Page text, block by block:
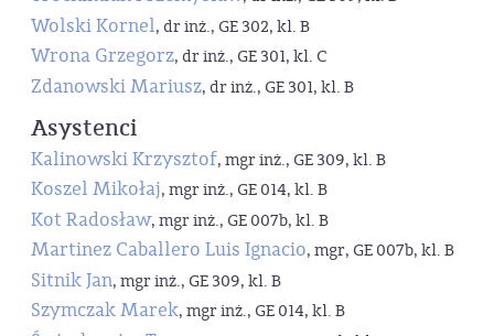
Wolski Kornel, dr inż., GE 302, kl. B
Wrona Grzegorz, dr inż., GE 301, kl. C
Zdanowski Mariusz, dr inż., GE 301, kl. B
Asystenci
Kalinowski Krzysztof, mgr inż., GE 309, kl. B
Koszel Mikołaj, mgr inż., GE 014, kl. B
Kot Radosław, mgr inż., GE 007b, kl. B
Martinez Caballero Luis Ignacio, mgr, GE 007b, kl. B
Sitnik Jan, mgr inż., GE 309, kl. B
Szymczak Marek, mgr inż., GE 014, kl. B